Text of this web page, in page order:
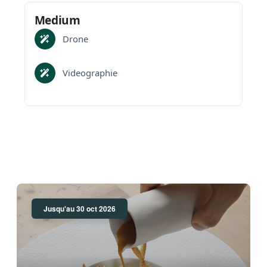
Medium
Drone
Videographie
Jusqu'au 30 oct 2026